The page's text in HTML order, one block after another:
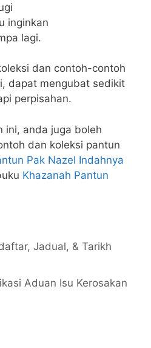
inginkan
lagi.
dan contoh-contoh
dapat mengubat sedikit
perpisahan.
ini, anda juga boleh
dan koleksi pantun
Pak Nazel Indahnya
Khazanah Pantun
Jadual, & Tarikh
Aduan Isu Kerosakan